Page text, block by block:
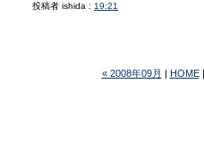
投稿者 ishida : 19:21
« 2008年09月 | HOME